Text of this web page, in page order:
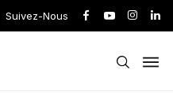
Suivez-Nous